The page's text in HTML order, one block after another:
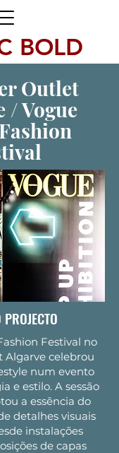
BOLD
Outlet
/ Vogue
Festival no
Algarve celebrou
num evento
e estilo. A sessão
a essência do
detalhes visuais
instalações
de capas